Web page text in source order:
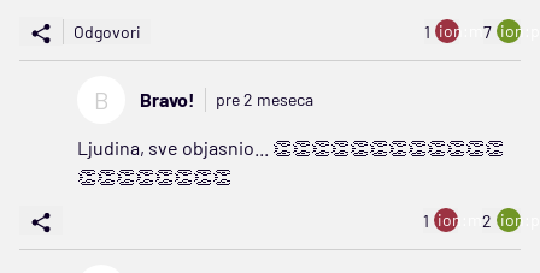
Odgovori 1 ion:minus
7
B Bravo! pre 2 meseca
Ljudina, sve objasnio... 👏👏👏👏👏👏👏👏👏👏👏👏
👏👏👏👏👏👏👏👏
1 ion:minus
2